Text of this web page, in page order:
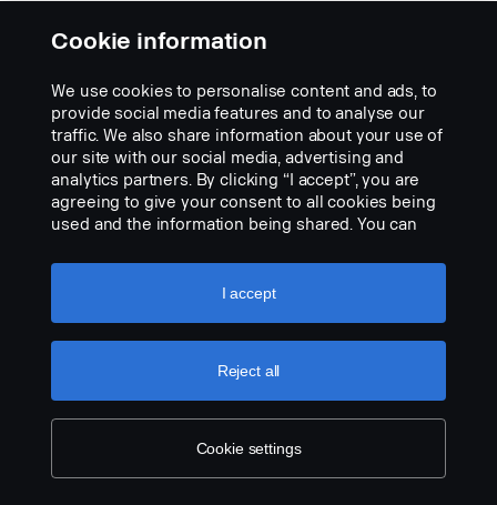
Cookie information
We use cookies to personalise content and ads, to
provide social media features and to analyse our
traffic. We also share information about your use of
our site with our social media, advertising and
analytics partners. By clicking “I accept”, you are
agreeing to give your consent to all cookies being
used and the information being shared. You can
settings” and selecting the categories you’d like to
accept. For a more detailed explanation of how we
Cookie settings
Reject all
I accept